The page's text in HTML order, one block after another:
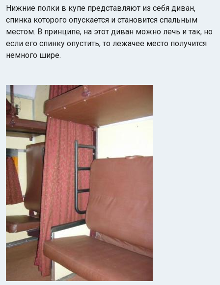
Нижние полки в купе представляют из себя диван,
спинка которого опускается и становится спальным
местом. В принципе, на этот диван можно лечь и так, но
если его спинку опустить, то лежачее место получится
немного шире.